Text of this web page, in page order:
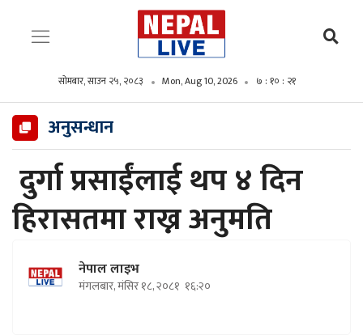
सोमबार, साउन २५, २०८३ Mon, Aug 10, 2026 ७ : १० : २२
अनुसन्धान
दुर्गा प्रसाईंलाई थप ४ दिन
हिरासतमा राख्न अनुमति
नेपाल लाइभ
मंगलबार, मंसिर १८, २०८१ १६:२०